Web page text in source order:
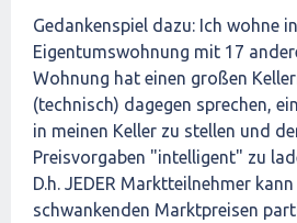
Gedankenspiel dazu: Ich wohne
Eigentumswohnung mit 17
Wohnung hat einen großen
(technisch) dagegen sprechen,
in meinen Keller zu stellen und
Preisvorgaben "intelligent" zu
D.h. JEDER Marktteilnehmer
schwankenden Marktpreisen